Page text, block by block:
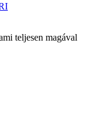
teljesen magával